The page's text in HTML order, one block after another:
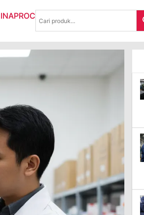
INAPROC